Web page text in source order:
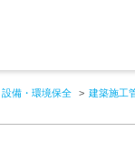
備・環境保全 建築施工